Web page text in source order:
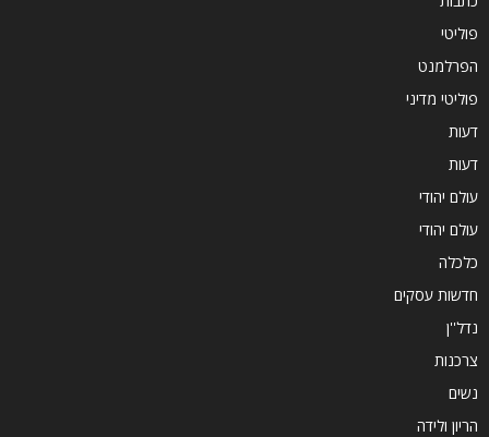
פוליטי
הפרלמנט
פוליטי מדיני
דעות
דעות
עולם יהודי
עולם יהודי
כלכלה
חדשות עסקים
נדל''ן
צרכנות
נשים
הריון ולידה